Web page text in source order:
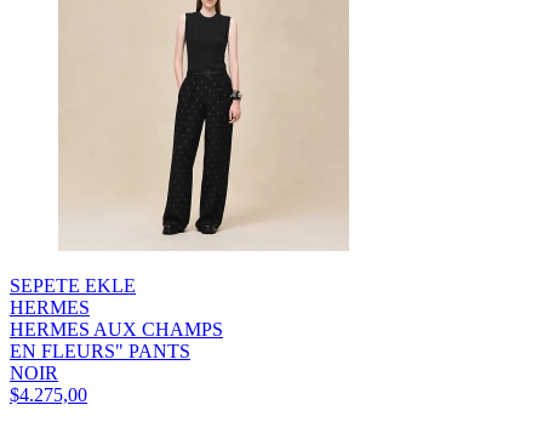
SEPETE EKLE
HERMES
HERMES AUX CHAMPS
EN FLEURS" PANTS
NOIR
$4.275,00